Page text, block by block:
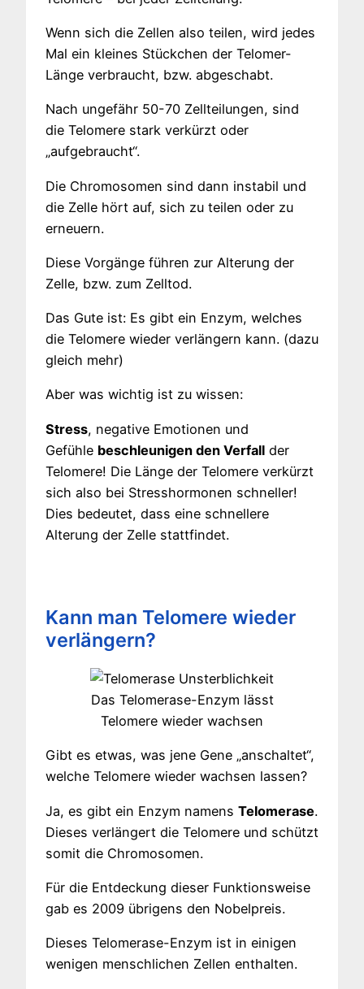
Wenn sich die Zellen also teilen, wird jedes
Mal ein kleines Stückchen der Telomer-
Länge verbraucht, bzw. abgeschabt.
Nach ungefähr 50-70 Zellteilungen, sind
die Telomere stark verkürzt oder
„aufgebraucht“.
Die Chromosomen sind dann instabil und
die Zelle hört auf, sich zu teilen oder zu
erneuern.
Diese Vorgänge führen zur Alterung der
Zelle, bzw. zum Zelltod.
Das Gute ist: Es gibt ein Enzym, welches
die Telomere wieder verlängern kann. (dazu
gleich mehr)
Aber was wichtig ist zu wissen:
Stress, negative Emotionen und
Gefühle beschleunigen den Verfall der
Telomere! Die Länge der Telomere verkürzt
sich also bei Stresshormonen schneller!
Dies bedeutet, dass eine schnellere
Alterung der Zelle stattfindet.
Kann man Telomere wieder
verlängern?
Das Telomerase-Enzym lässt
Telomere wieder wachsen
Gibt es etwas, was jene Gene „anschaltet“,
welche Telomere wieder wachsen lassen?
Ja, es gibt ein Enzym namens Telomerase.
Dieses verlängert die Telomere und schützt
somit die Chromosomen.
Für die Entdeckung dieser Funktionsweise
gab es 2009 übrigens den Nobelpreis.
Dieses Telomerase-Enzym ist in einigen
wenigen menschlichen Zellen enthalten.